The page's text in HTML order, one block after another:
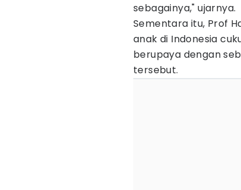
sebagainya," ujarnya.
Sementara itu, Prof
anak di Indonesia
berupaya dengan
tersebut.